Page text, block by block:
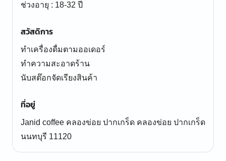
ช่วงอายุ : 18-32 ปี
สวัสดิการ
ทำเครื่องดื่มตามออเดอร์
ทำความสะอาดร้าน
นับสต๊อกจัดเรียงสินค้า
ที่อยู่
Janid coffee คลองข่อย ปากเกร็ด คลองข่อย ปากเกร็ด
นนทบุรี 11120